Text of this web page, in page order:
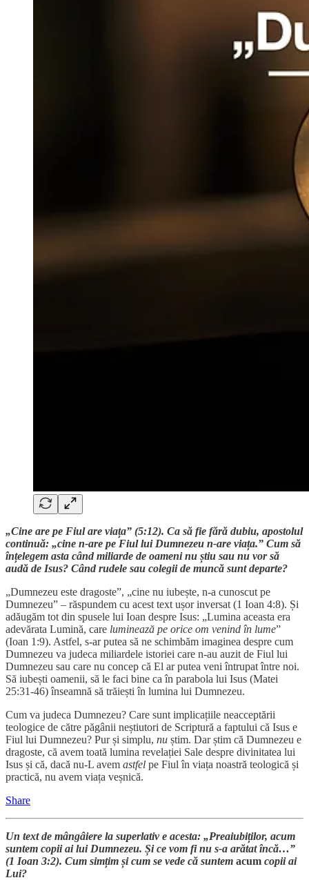
„Cine are pe Fiul are viața” (5:12). Ca să fie fără dubiu, apostolul
continuă: „cine n-are pe Fiul lui Dumnezeu n-are viața.” Cum să
înțelegem asta când miliarde de oameni nu știu sau nu vor să
audă de Isus? Când rudele sau colegii de muncă sunt departe?
„Dumnezeu este dragoste”, „cine nu iubește, n-a cunoscut pe
Dumnezeu” – răspundem cu acest text ușor inversat (1 Ioan 4:8). Și
adăugăm tot din spusele lui Ioan despre Isus: „Lumina aceasta era
adevărata Lumină, care luminează pe orice om venind în lume”
(Ioan 1:9). Astfel, s-ar putea să ne schimbăm imaginea despre cum
Dumnezeu va judeca miliardele istoriei care n-au auzit de Fiul lui
Dumnezeu sau care nu concep că El ar putea veni întrupat între noi.
Să iubești oamenii, să le faci bine ca în parabola lui Isus (Matei
25:31-46) înseamnă să trăiești în lumina lui Dumnezeu.
Cum va judeca Dumnezeu? Care sunt implicațiile neacceptării
teologice de către păgânii neștiutori de Scriptură a faptului că Isus e
Fiul lui Dumnezeu? Pur și simplu, nu știm. Dar știm că Dumnezeu e
dragoste, că avem toată lumina revelației Sale despre divinitatea lui
Isus și că, dacă nu-L avem astfel pe Fiul în viața noastră teologică și
practică, nu avem viața veșnică.
Share
Un text de mângâiere la superlativ e acesta: „Preaiubiților, acum
suntem copii ai lui Dumnezeu. Și ce vom fi nu s-a arătat încă…”
(1 Ioan 3:2). Cum simțim și cum se vede că suntem acum copii ai
Lui?